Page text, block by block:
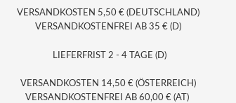
VERSANDKOSTEN 5,50 € (DEUTSCHLAND)
VERSANDKOSTENFREI AB 35 € (D)
LIEFERFRIST 2 - 4 TAGE (D)
VERSANDKOSTEN 14,50 € (ÖSTERREICH)
VERSANDKOSTENFREI AB 60,00 € (AT)